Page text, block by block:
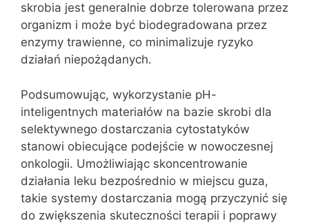
skrobia jest generalnie dobrze tolerowana przez
organizm i może być biodegradowana przez
enzymy trawienne, co minimalizuje ryzyko
działań niepożądanych.
Podsumowując, wykorzystanie pH-
inteligentnych materiałów na bazie skrobi dla
selektywnego dostarczania cytostatyków
stanowi obiecujące podejście w nowoczesnej
onkologii. Umożliwiając skoncentrowanie
działania leku bezpośrednio w miejscu guza,
takie systemy dostarczania mogą przyczynić się
do zwiększenia skuteczności terapii i poprawy